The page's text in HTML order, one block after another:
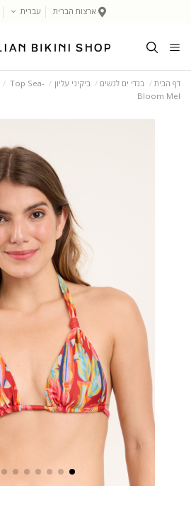
ארצות הברית עברית
דף הבית בגדי ים לנשים ביקיני עליון
Top Sea-
Bloom Mel